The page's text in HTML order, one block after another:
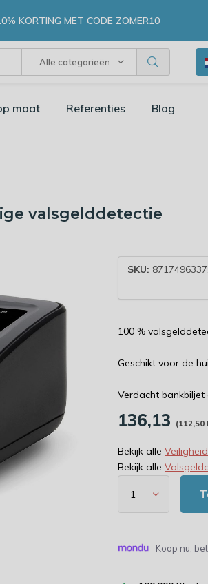
Alle categorieën
KORTING MET CODE ZOMER10
maat Referenties Blog
valsgelddetectie
SKU:
100 %
Geschikt voor de
Verdacht
136,13 (112,50
Bekijk alle
Bekijk alle
Koop nu,